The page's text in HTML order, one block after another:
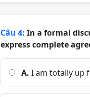
Câu 4: In a formal
express complete
A. I am totally up